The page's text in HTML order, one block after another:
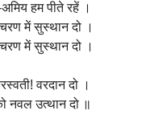
हम पीते रहें ।
में सुस्थान दो ।
में सुस्थान दो ।
वरदान दो ।
नवल उत्थान दो ॥